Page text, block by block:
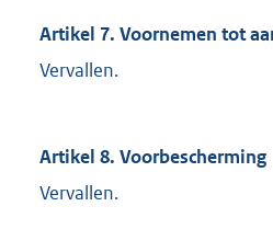
Artikel 7. Voornemen tot
Vervallen.
Artikel 8. Voorbescherming
Vervallen.